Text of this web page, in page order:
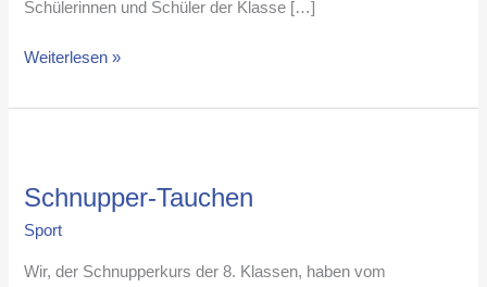
Schülerinnen und Schüler der Klasse […]
Weiterlesen »
Schnupper-Tauchen
Sport
Wir, der Schnupperkurs der 8. Klassen, haben vom